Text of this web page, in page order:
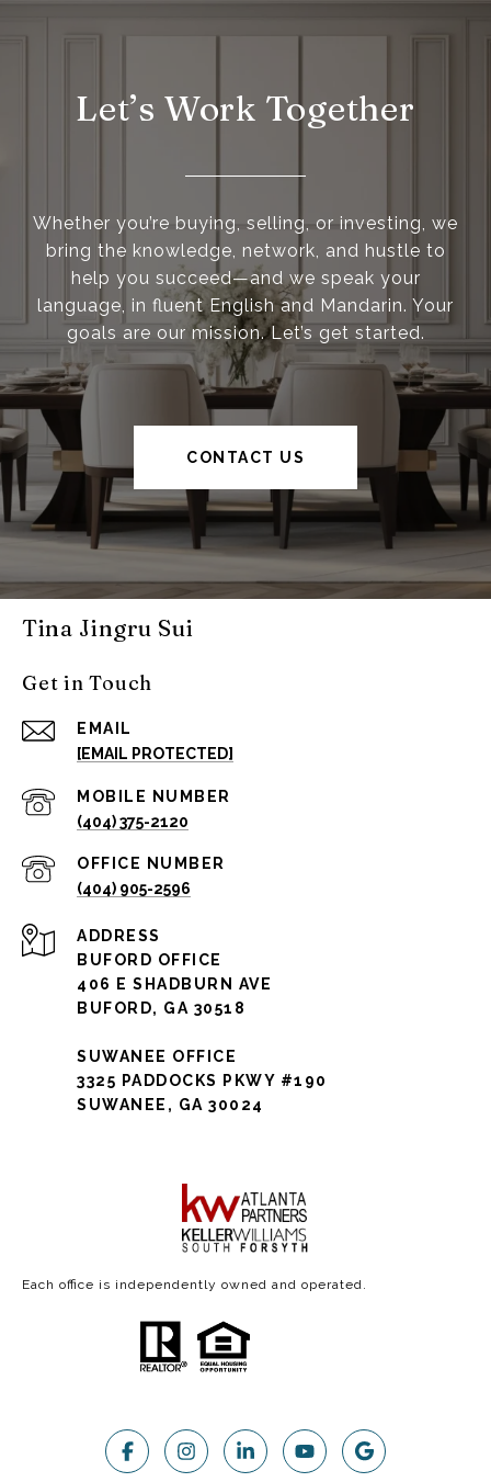
Let’s Work Together
Whether you’re buying, selling, or investing, we
bring the knowledge, network, and hustle to
help you succeed—and we speak your
language, in fluent English and Mandarin. Your
goals are our mission. Let’s get started.
CONTACT US
Tina Jingru Sui
Get in Touch
EMAIL
[EMAIL PROTECTED]
(404) 375-2120
(404) 905-2596
ADDRESS
BUFORD OFFICE
406 E SHADBURN AVE
BUFORD, GA 30518
SUWANEE OFFICE
3325 PADDOCKS PKWY #190
SUWANEE, GA 30024
Each office is independently owned and operated.